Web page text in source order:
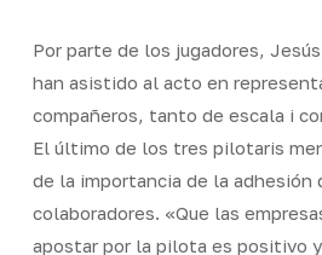
Por parte de los jugadores,
han asistido al acto en
compañeros, tanto de escala i
El último de los tres pilotaris
de la importancia de la adhesión
colaboradores. «Que las
apostar por la pilota es positivo